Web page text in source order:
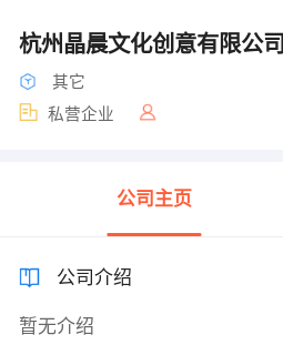
杭州晶晨文化创意有限公司
其它
私营企业
公司主页
公司介绍
暂无介绍